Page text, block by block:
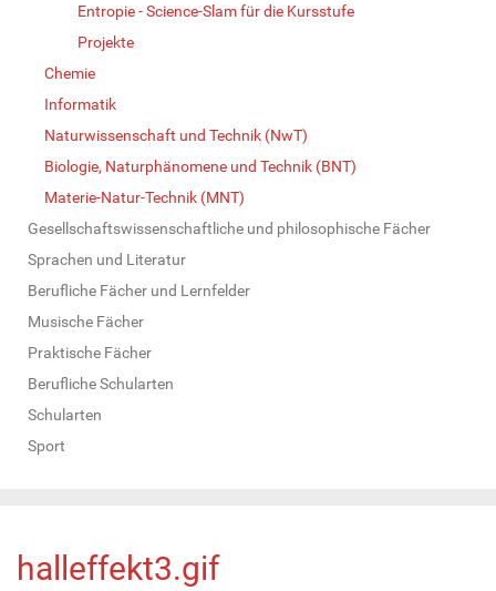
Entropie - Science-Slam für die Kursstufe
Projekte
Chemie
Informatik
Naturwissenschaft und Technik (NwT)
Biologie, Naturphänomene und Technik (BNT)
Materie-Natur-Technik (MNT)
Gesellschaftswissenschaftliche und philosophische Fächer
Sprachen und Literatur
Berufliche Fächer und Lernfelder
Musische Fächer
Praktische Fächer
Berufliche Schularten
Schularten
Sport
halleffekt3.gif